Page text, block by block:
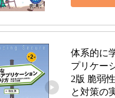
体系的に
プリケー
2版 脆弱
と対策の